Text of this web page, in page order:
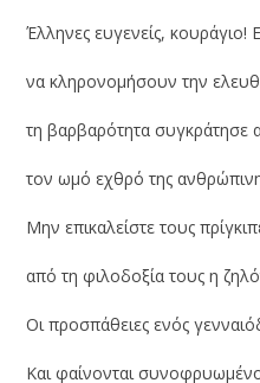
Έλληνες ευγενείς, κουράγιο!
να κληρονομήσουν την
τη βαρβαρότητα συγκράτησε
τον ωμό εχθρό της
Μην επικαλείστε τους
από τη φιλοδοξία τους η
Οι προσπάθειες ενός
Και φαίνονται